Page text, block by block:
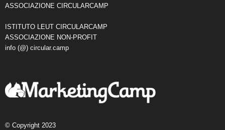
ASSOCIAZIONE CIRCULARCAMP
ISTITUTO LEUT CIRCULARCAMP
ASSOCIAZIONE NON-PROFIT
info (@) circular.camp
© Copyright 2023